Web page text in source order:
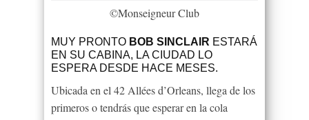
©Monseigneur Club
MUY PRONTO BOB SINCLAIR ESTARÁ
EN SU CABINA, LA CIUDAD LO
ESPERA DESDE HACE MESES.
Ubicada en el 42 Allées d’Orleans, llega de los
primeros o tendrás que esperar en la cola